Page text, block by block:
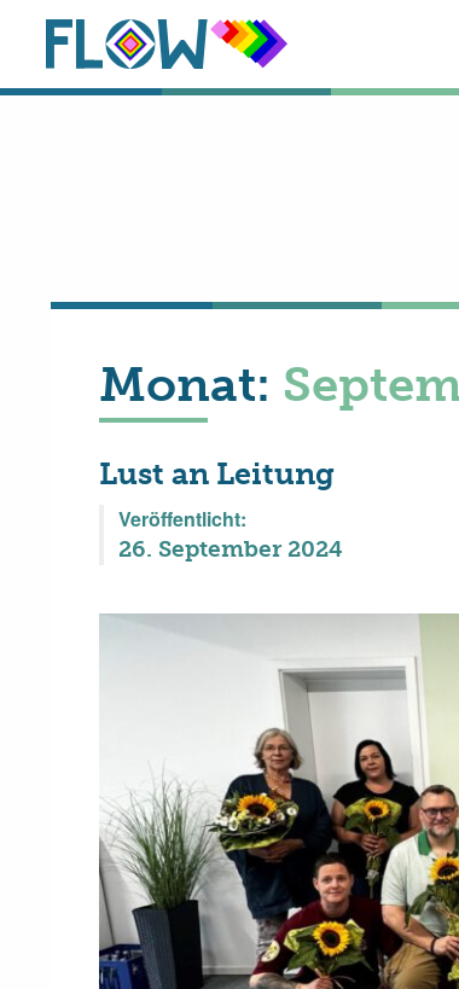
Monat:
Lust an Leitung
Veröffentlicht:
26. September 2024